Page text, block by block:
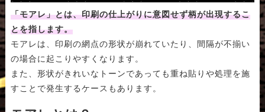
「モアレ」とは、印刷の仕上がりに意図せず柄が出現するこ
とを指します。
モアレは、印刷の網点の形状が崩れていたり、間隔が不揃い
の場合に起こりやすくなります。
また、形状がきれいなトーンであっても重ね貼りや処理を施
すことで発生するケースもあります。